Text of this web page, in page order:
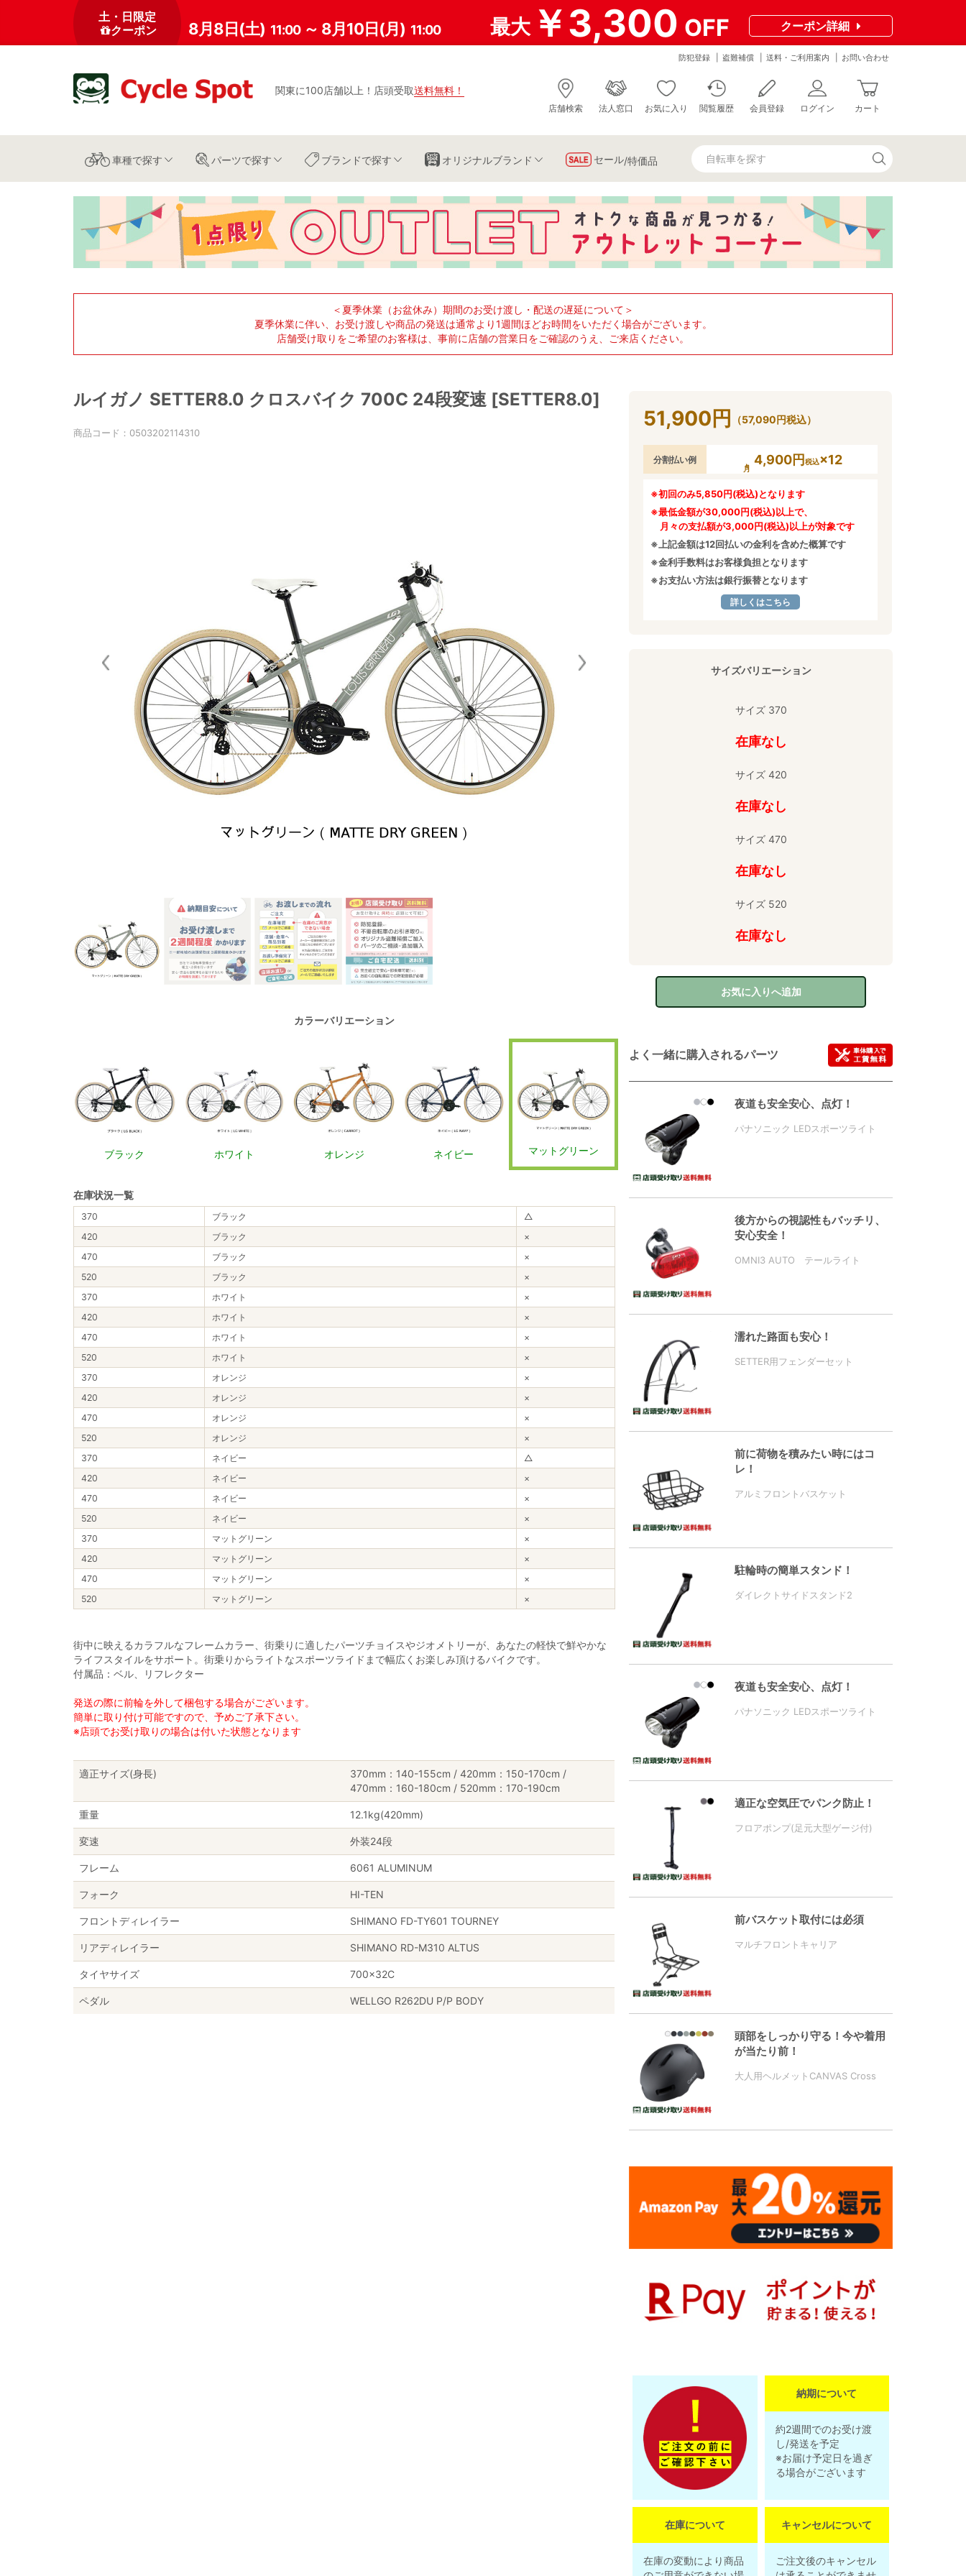
土・日限定
クーポン
8月8日(土) 11:00 ～ 8月10日(月) 11:00 最大￥3,300 OFF クーポン詳細
関東に100店舗以上 ！ 店頭受取送料無料 ！
防犯登録 盗難補償 送料・ご利用案内 お問い合わせ
店舗検索 法人窓口 お気に入り 閲覧履歴 会員登録 ログイン カート
車種で探す パーツで探す ブランドで探す オリジナルブランド セール/特価品
＜夏季休業（お盆休み）期間のお受け渡し・配送の遅延について＞
夏季休業に伴い、お受け渡しや商品の発送は通常より1週間ほどお時間をいただく場合がございます。
店舗受け取りをご希望のお客様は、事前に店舗の営業日をご確認のうえ、ご来店ください。
ルイガノ SETTER8.0 クロスバイク 700C 24段変速 [SETTER8.0]
商品コード： 0503202114310
カラーバリエーション
ブラック ホワイト オレンジ ネイビー マットグリーン
在庫状況一覧
370 ブラック
△
420
ブラック
×
470
ブラック
×
520
ブラック
×
370
ホワイト
×
420
ホワイト
×
470
ホワイト
×
520
ホワイト
×
370
オレンジ
×
420
オレンジ
×
470
オレンジ
×
520
オレンジ
×
370
ネイビー
△
420
ネイビー
×
470
ネイビー
×
520
ネイビー
×
370
マットグリーン
×
420
マットグリーン
×
470
マットグリーン
×
520
マットグリーン ×
街中に映えるカラフルなフレームカラー、街乗りに適したパーツチョイスやジオメトリーが、あなたの軽快で鮮やかな
ライフスタイルをサポート。街乗りからライトなスポーツライドまで幅広くお楽しみ頂けるバイクです。
付属品：ベル、リフレクター
発送の際に前輪を外して梱包する場合がございます。
簡単に取り付け可能ですので、予めご了承下さい。
※店頭でお受け取りの場合は付いた状態となります
適正サイズ(身長)
370mm：140-155cm / 420mm：150-170cm /
470mm：160-180cm / 520mm：170-190cm
重量 12.1kg(420mm)
変速 外装24段
フレーム 6061 ALUMINUM
フォーク HI-TEN
フロントディレイラー SHIMANO FD-TY601 TOURNEY
リアディレイラー SHIMANO RD-M310 ALTUS
タイヤサイズ 700×32C
ペダル WELLGO R262DU P/P BODY
51,900 円 （57,090円税込）
分割払い例 4,900円税込×12
※初回のみ5,850円(税込)となります
※最低金額が30,000円(税込)以上で、
月々の支払額が3,000円(税込)以上が対象です
※上記金額は12回払いの金利を含めた概算です
※金利手数料はお客様負担となります
※お支払い方法は銀行振替となります
詳しくはこちら
サイズバリエーション
サイズ 370
在庫なし
サイズ 420
在庫なし
サイズ 470
在庫なし
サイズ 520
在庫なし
お気に入りへ追加
よく一緒に購入されるパーツ
夜道も安全安心、点灯！
パナソニック LEDスポーツライト
後方からの視認性もバッチリ、
安心安全！
OMNI3 AUTO テールライト
濡れた路面も安心！
SETTER用フェンダーセット
前に荷物を積みたい時にはコ
レ！
アルミフロントバスケット
駐輪時の簡単スタンド！
ダイレクトサイドスタンド2
夜道も安全安心、点灯！
パナソニック LEDスポーツライト
適正な空気圧でパンク防止！
フロアポンプ(足元大型ゲージ付)
前バスケット取付には必須
マルチフロントキャリア
頭部をしっかり守る！今や着用
が当たり前！
大人用ヘルメットCANVAS Cross
納期について
約2週間でのお受け渡
し/発送を予定
※お届け予定日を過ぎ
る場合がございます
在庫について
在庫の変動により商品
キャンセルについて
ご注文後のキャンセル